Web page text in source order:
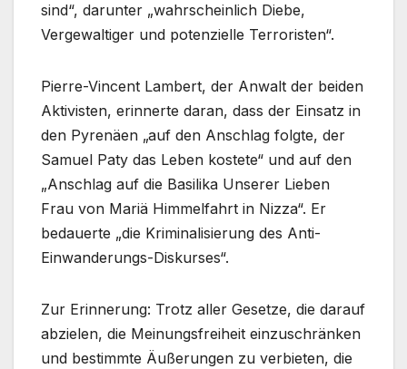
sind“, darunter „wahrscheinlich Diebe,
Vergewaltiger und potenzielle Terroristen“.
Pierre-Vincent Lambert, der Anwalt der beiden
Aktivisten, erinnerte daran, dass der Einsatz in
den Pyrenäen „auf den Anschlag folgte, der
Samuel Paty das Leben kostete“ und auf den
„Anschlag auf die Basilika Unserer Lieben
Frau von Mariä Himmelfahrt in Nizza“. Er
bedauerte „die Kriminalisierung des Anti-
Einwanderungs-Diskurses“.
Zur Erinnerung: Trotz aller Gesetze, die darauf
abzielen, die Meinungsfreiheit einzuschränken
und bestimmte Äußerungen zu verbieten, die